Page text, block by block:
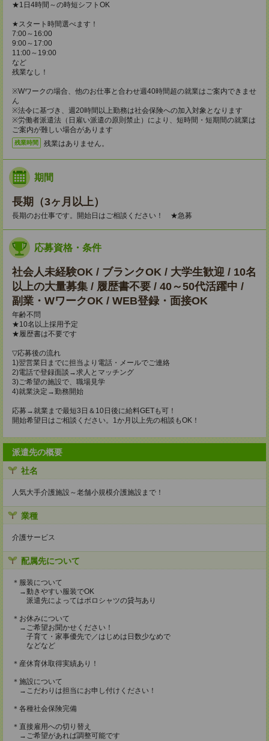
★1日4時間～の時短シフトOK
★スタート時間選べます！
7:00～16:00
9:00～17:00
11:00～19:00
など
残業なし！
※Wワークの場合、他のお仕事と合わせ週40時間超の就業はご案内できませ
ん
※法令に基づき、週20時間以上勤務は社会保険への加入対象となります
※労働者派遣法（日雇い派遣の原則禁止）により、短時間・短期間の就業は
ご案内が難しい場合があります
残業時間 残業はありません。
期間
長期（3ヶ月以上）
長期のお仕事です。開始日はご相談ください！ ★急募
応募資格・条件
社会人未経験OK / ブランクOK / 大学生歓迎 / 10名
以上の大量募集 / 履歴書不要 / 40～50代活躍中 /
副業・WワークOK / WEB登録・面接OK
年齢不問
★10名以上採用予定
★履歴書は不要です
▽応募後の流れ
1)翌営業日までに担当より電話・メールでご連絡
2)電話で登録面談→求人とマッチング
3)ご希望の施設で、職場見学
4)就業決定→勤務開始
応募→就業まで最短3日＆10日後に給料GETも可！
開始希望日はご相談ください。1か月以上先の相談もOK！
派遣先の概要
社名
人気大手介護施設～老舗小規模介護施設まで！
業種
介護サービス
配属先について
＊服装について
→動きやすい服装でOK
派遣先によってはポロシャツの貸与あり
＊お休みについて
→ご希望お聞かせください！
子育て・家事優先で／はじめは日数少なめで
などなど
＊産休育休取得実績あり！
＊施設について
→こだわりは担当にお申し付けください！
＊各種社会保険完備
＊直接雇用への切り替え
→ご希望があれば調整可能です